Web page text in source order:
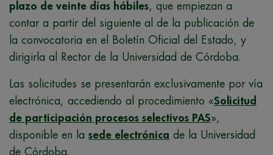
plazo de veinte días hábiles, que empiezan a
contar a partir del siguiente al de la publicación de
la convocatoria en el Boletín Oficial del Estado, y
dirigirla al Rector de la Universidad de Córdoba.
Las solicitudes se presentarán exclusivamente por vía
electrónica, accediendo al procedimiento «Solicitud
de participación procesos selectivos PAS»,
disponible en la sede electrónica de la Universidad
de Córdoba.